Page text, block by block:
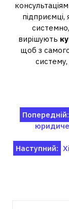
вирішують
щоб з
Навігація
записів
Попередній:
Наступний: